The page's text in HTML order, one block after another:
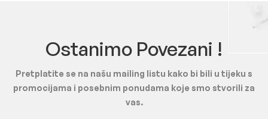
Ostanimo Povezani !
Pretplatite se na našu mailing listu kako bi bili u tijeku s
promocijama i posebnim ponudama koje smo stvorili za
vas.